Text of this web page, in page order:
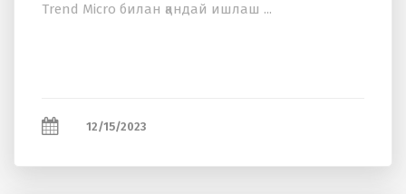
Trend Micro билан қандай ишлаш ...
12/15/2023